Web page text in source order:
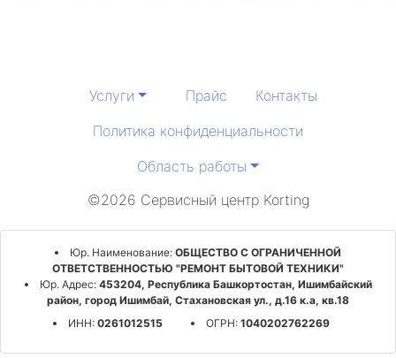
Услуги Прайс
Контакты
Политика конфиденциальности
Область работы
©2026 Сервисный центр Korting
Юр. Наименование: ОБЩЕСТВО С ОГРАНИЧЕННОЙ
ОТВЕТСТВЕННОСТЬЮ "РЕМОНТ БЫТОВОЙ ТЕХНИКИ"
Юр. Адрес:453204, Республика Башкортостан, Ишимбайский
район, город Ишимбай, Стахановская ул., д.16 к.а, кв.18
ИНН:0261012515 ОГРН:1040202762269